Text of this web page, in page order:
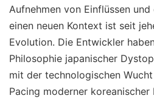
Aufnehmen von Einflüssen
einen neuen Kontext ist seit
Evolution. Die Entwickler
Philosophie japanischer
mit der technologischen
Pacing moderner